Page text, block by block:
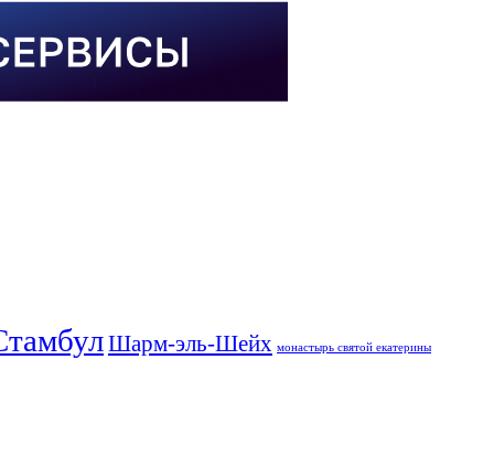
Шарм-эль-Шейх монастырь святой екатерины